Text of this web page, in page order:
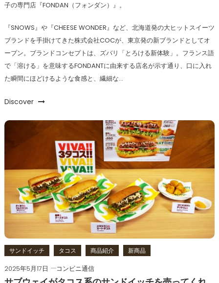
子の専門店『FONDAN（フォンダン）』。
『SNOWS』や『CHEESE WONDER』など、北海道発の大ヒットスイーツ
ブランドを手掛けてきた株式会社COCが、東京発の新ブランドとしてオ
ープン。ブランドコンセプトは、ズバリ「とろける新体験」。フランス語
で「溶ける」を意味するFONDANTに由来する店名が示す通り、口に入れ
た瞬間にほどけるような食感と、繊細な…
Discover
サンドイッチ タコス 商品紹介 新商品
2025年5月17日
コンビニ通信